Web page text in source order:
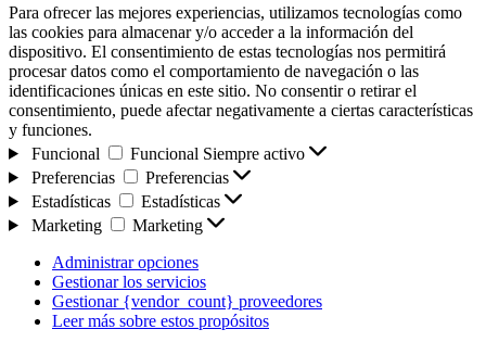
Para ofrecer las mejores experiencias, utilizamos tecnologías como
las cookies para almacenar y/o acceder a la información del
dispositivo. El consentimiento de estas tecnologías nos permitirá
procesar datos como el comportamiento de navegación o las
identificaciones únicas en este sitio. No consentir o retirar el
consentimiento, puede afectar negativamente a ciertas características
y funciones.
Funcional
Funcional Siempre activo
Preferencias
Preferencias
Estadísticas
Estadísticas
Marketing
Marketing
Administrar opciones
Gestionar los servicios
Gestionar {vendor_count} proveedores
Leer más sobre estos propósitos